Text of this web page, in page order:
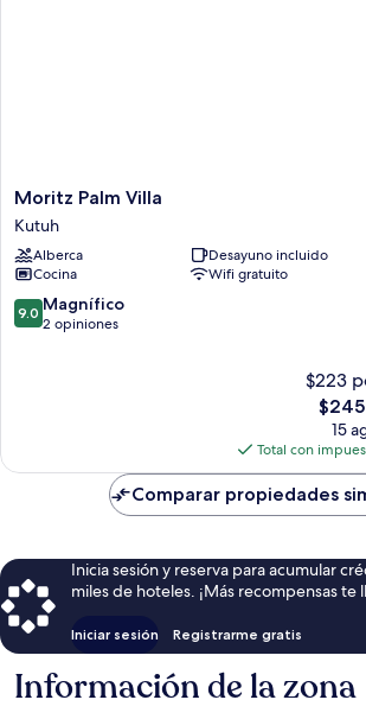
Moritz
Palm
Villa
Kutuh
Moritz Palm Villa
Kutuh
Alberca
Desayuno incluido
Cocina
Wifi gratuito
9.0
de
9.0 Magnífico
2 opiniones
$223
El
precio
actual
es
de
$245
15
Total con
Comparar propiedades
Inicia sesión y reserva para acumular
miles de hoteles. ¡Más recompensas te
Iniciar sesión Registrarme gratis
Información de la zona